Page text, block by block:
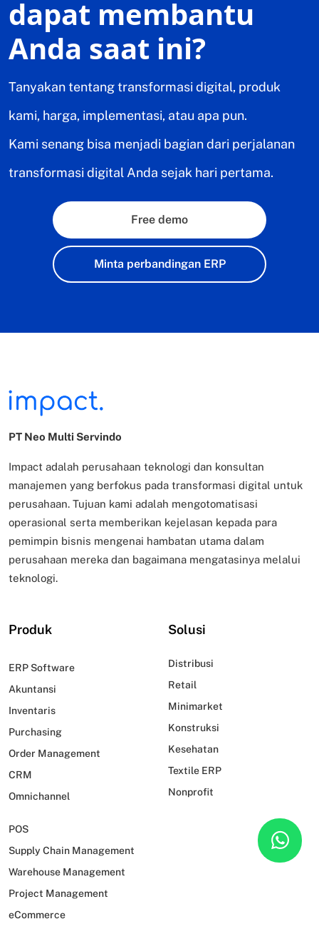
dapat membantu
Anda saat ini?
Tanyakan tentang transformasi digital, produk
kami, harga, implementasi, atau apa pun.
Kami senang bisa menjadi bagian dari perjalanan
transformasi digital Anda sejak hari pertama.
Free demo
Minta perbandingan ERP
PT Neo Multi Servindo
Impact adalah perusahaan teknologi dan konsultan
manajemen yang berfokus pada transformasi digital untuk
perusahaan. Tujuan kami adalah mengotomatisasi
operasional serta memberikan kejelasan kepada para
pemimpin bisnis mengenai hambatan utama dalam
perusahaan mereka dan bagaimana mengatasinya melalui
teknologi.
Produk
ERP Software
Akuntansi
Inventaris
Purchasing
Order Management
CRM
Omnichannel
POS
Supply Chain Management
Warehouse Management
Project Management
eCommerce
Solusi
Distribusi
Retail
Minimarket
Konstruksi
Kesehatan
Textile ERP
Nonprofit